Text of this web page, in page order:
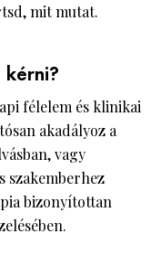
mit mutat.
félelem és klinikai
akadályoz a
vagy
szakemberhez
bizonyítottan